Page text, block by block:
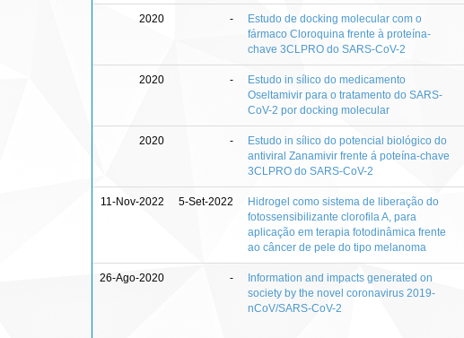
2020 -
Estudo de docking molecular com o
fármaco Cloroquina frente à proteína-
chave 3CLPRO do SARS-CoV-2
2020 -
Estudo in sílico do medicamento
Oseltamivir para o tratamento do SARS-
CoV-2 por docking molecular
2020 -
Estudo in sílico do potencial biológico do
antiviral Zanamivir frente á poteína-chave
3CLPRO do SARS-CoV-2
11-Nov-2022 5-Set-2022
Hidrogel como sistema de liberação do
fotossensibilizante clorofila A, para
aplicação em terapia fotodinâmica frente
ao câncer de pele do tipo melanoma
26-Ago-2020 -
Information and impacts generated on
society by the novel coronavirus 2019-
nCoV/SARS-CoV-2